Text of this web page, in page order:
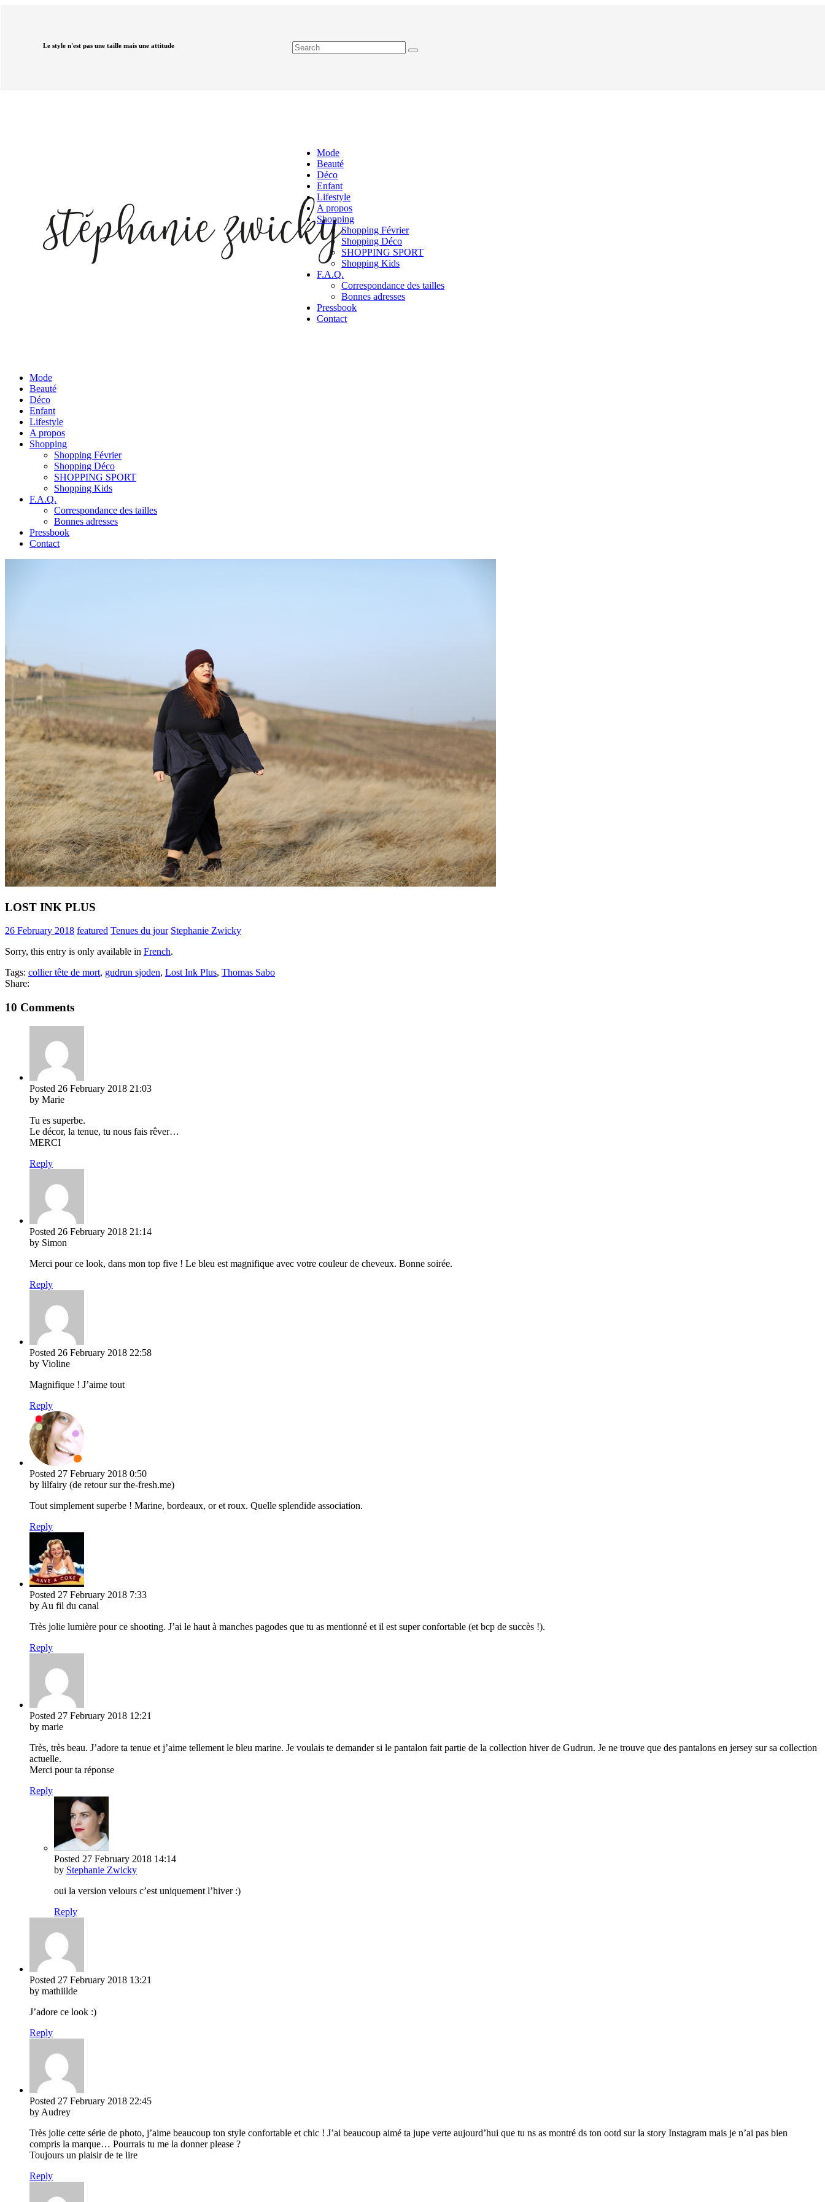
Le style n'est pas une taille mais une attitude
Mode
Beauté
Déco
Enfant
Lifestyle
A propos
Shopping
Shopping Février
Shopping Déco
SHOPPING SPORT
Shopping Kids
F.A.Q.
Correspondance des tailles
Bonnes adresses
Pressbook
Contact
Mode
Beauté
Déco
Enfant
Lifestyle
A propos
Shopping
Shopping Février
Shopping Déco
SHOPPING SPORT
Shopping Kids
F.A.Q.
Correspondance des tailles
Bonnes adresses
Pressbook
Contact
LOST INK PLUS
26 February 2018 featured Tenues du jour Stephanie Zwicky
Sorry, this entry is only available in French.
Tags: collier tête de mort, gudrun sjoden, Lost Ink Plus, Thomas Sabo
Share:
10 Comments
Posted 26 February 2018 21:03
by Marie
Tu es superbe.
Le décor, la tenue, tu nous fais rêver…
MERCI
Reply
Posted 26 February 2018 21:14
by Simon
Merci pour ce look, dans mon top five ! Le bleu est magnifique avec votre couleur de cheveux. Bonne soirée.
Reply
Posted 26 February 2018 22:58
by Violine
Magnifique ! J’aime tout
Reply
Posted 27 February 2018 0:50
by lilfairy (de retour sur the-fresh.me)
Tout simplement superbe ! Marine, bordeaux, or et roux. Quelle splendide association.
Reply
Posted 27 February 2018 7:33
by Au fil du canal
Très jolie lumière pour ce shooting. J’ai le haut à manches pagodes que tu as mentionné et il est super confortable (et bcp de succès !).
Reply
Posted 27 February 2018 12:21
by marie
Très, très beau. J’adore ta tenue et j’aime tellement le bleu marine. Je voulais te demander si le pantalon fait partie de la collection hiver de Gudrun. Je ne trouve que des pantalons en jersey sur sa collection
actuelle.
Merci pour ta réponse
Reply
Posted 27 February 2018 14:14
by Stephanie Zwicky
oui la version velours c’est uniquement l’hiver :)
Reply
Posted 27 February 2018 13:21
by mathiilde
J’adore ce look :)
Reply
Posted 27 February 2018 22:45
by Audrey
Très jolie cette série de photo, j’aime beaucoup ton style confortable et chic ! J’ai beaucoup aimé ta jupe verte aujourd’hui que tu ns as montré ds ton ootd sur la story Instagram mais je n’ai pas bien
compris la marque… Pourrais tu me la donner please ?
Toujours un plaisir de te lire
Reply